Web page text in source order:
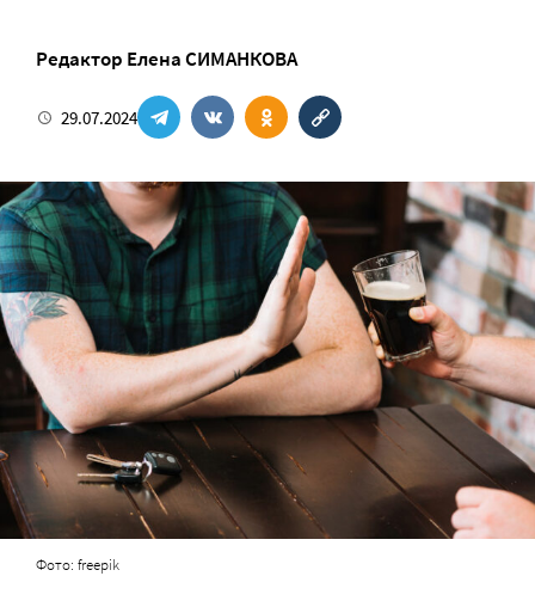
Pедактор Елена СИМАНКОВА
29.07.2024
Фото: freepik